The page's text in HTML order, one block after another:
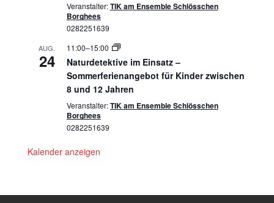
Veranstalter:TIK am Ensemble Schlösschen
Borghees
0282251639
AUG.
24
11:00–15:00
Naturdetektive im Einsatz –
Sommerferienangebot für Kinder zwischen
8 und 12 Jahren
Veranstalter:TIK am Ensemble Schlösschen
Borghees
0282251639
Kalender anzeigen